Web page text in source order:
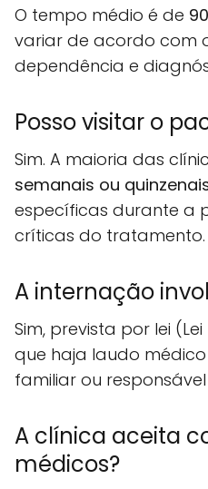
O tempo médio é de
variar de acordo com
dependência e
Posso visitar o
Sim. A maioria das
semanais ou
específicas durante a
críticas do tratamento.
A internação
Sim, prevista por lei (Lei
que haja laudo
familiar ou
A clínica aceita
médicos?